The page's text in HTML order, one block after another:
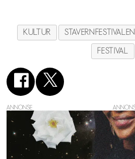
KULTUR STAVERNFESTIVALEN
FESTIVAL
ANNONSE